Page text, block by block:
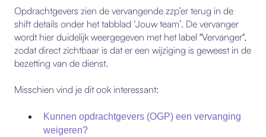
Opdrachtgevers zien de vervangende zzp’er terug in de
shift details onder het tabblad ‘Jouw team’. De vervanger
wordt hier duidelijk weergegeven met het label "Vervanger",
zodat direct zichtbaar is dat er een wijziging is geweest in de
bezetting van de dienst.
Misschien vind je dit ook interessant:
Kunnen opdrachtgevers (OGP) een vervanging
weigeren?